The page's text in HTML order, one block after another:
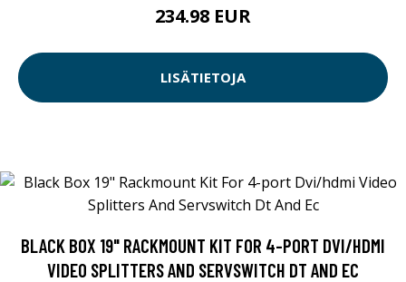
234.98 EUR
LISÄTIETOJA
BLACK BOX 19" RACKMOUNT KIT FOR 4-PORT DVI/HDMI
VIDEO SPLITTERS AND SERVSWITCH DT AND EC